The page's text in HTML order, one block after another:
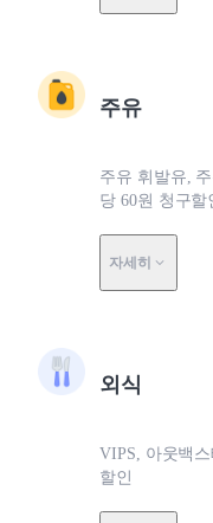
주유
주유 휘발유,
당 60원 청구할
자세히
외식
VIPS, 아웃백
할인